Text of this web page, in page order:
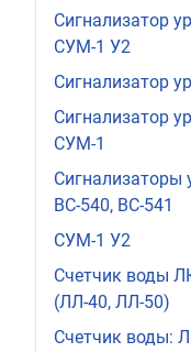
Сигнализатор
СУМ-1 У2
Сигнализатор
Сигнализатор
СУМ-1
Сигнализаторы
ВС-540, ВС-541
СУМ-1 У2
Счетчик воды
(ЛЛ-40, ЛЛ-50)
Счетчик воды: